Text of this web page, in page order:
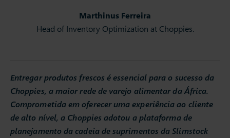
Marthinus Ferreira
Head of Inventory Optimization at Choppies.
Entregar produtos frescos é essencial para o sucesso da
Choppies, a maior rede de varejo alimentar da África.
Comprometida em oferecer uma experiência ao cliente
de alto nível, a Choppies adotou a plataforma de
planejamento da cadeia de suprimentos da Slimstock